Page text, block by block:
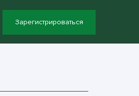
Зарегистрироваться